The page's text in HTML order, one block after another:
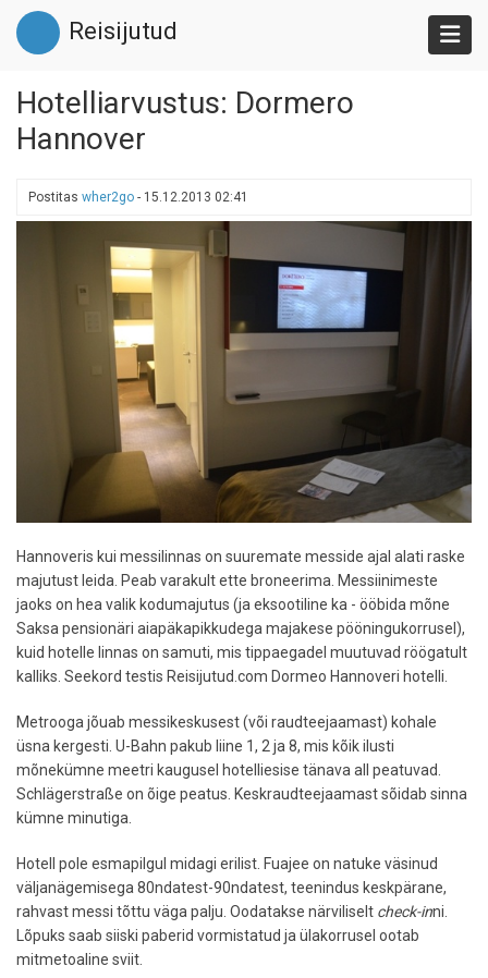
Liigu
edasi
põhisisu
Reisijutud
Hotelliarvustus: Dormero
Hannover
Postitas wher2go - 15.12.2013 02:41
Hannoveris kui messilinnas on suuremate messide ajal alati raske
majutust leida. Peab varakult ette broneerima. Messiinimeste
jaoks on hea valik kodumajutus (ja eksootiline ka - ööbida mõne
Saksa pensionäri aiapäkapikkudega majakese pööningukorrusel),
kuid hotelle linnas on samuti, mis tippaegadel muutuvad röögatult
kalliks. Seekord testis Reisijutud.com Dormeo Hannoveri hotelli.
Metrooga jõuab messikeskusest (või raudteejaamast) kohale
üsna kergesti. U-Bahn pakub liine 1, 2 ja 8, mis kõik ilusti
mõnekümne meetri kaugusel hotelliesise tänava all peatuvad.
Schlägerstraße on õige peatus. Keskraudteejaamast sõidab sinna
kümne minutiga.
Hotell pole esmapilgul midagi erilist. Fuajee on natuke väsinud
väljanägemisega 80ndatest-90ndatest, teenindus keskpärane,
rahvast messi tõttu väga palju. Oodatakse närviliselt check-inni.
Lõpuks saab siiski paberid vormistatud ja ülakorrusel ootab
mitmetoaline sviit.